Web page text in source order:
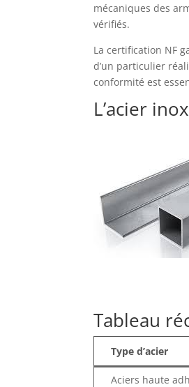
mécaniques des
vérifiés.
La certification NF
d’un particulier
conformité est
L’acier
Tableau
Type d’acier
Aciers haute